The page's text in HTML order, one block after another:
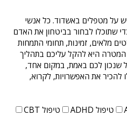
על מטפלים באשדוד. כל אנשי
שתוכלו לבחור בביטחון את האדם
מלאים, זמינות, תחומי התמחות
המטרה היא להקל עליכם בתהליך
שנכון לכם באמת, במקום אחד,
להכיר את האפשרויות, לקרוא,
טיפול ADHD
טיפול CBT